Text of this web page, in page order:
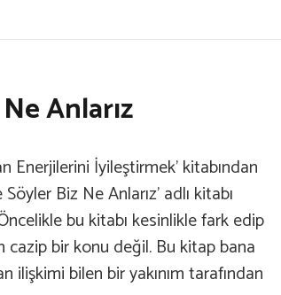
Anlarız
Enerjilerini İyileştirmek’ kitabından
Biz Ne Anlarız’ adlı kitabı
bu kitabı kesinlikle fark edip
cazip bir konu değil. Bu kitap bana
ilişkimi bilen bir yakınım tarafından